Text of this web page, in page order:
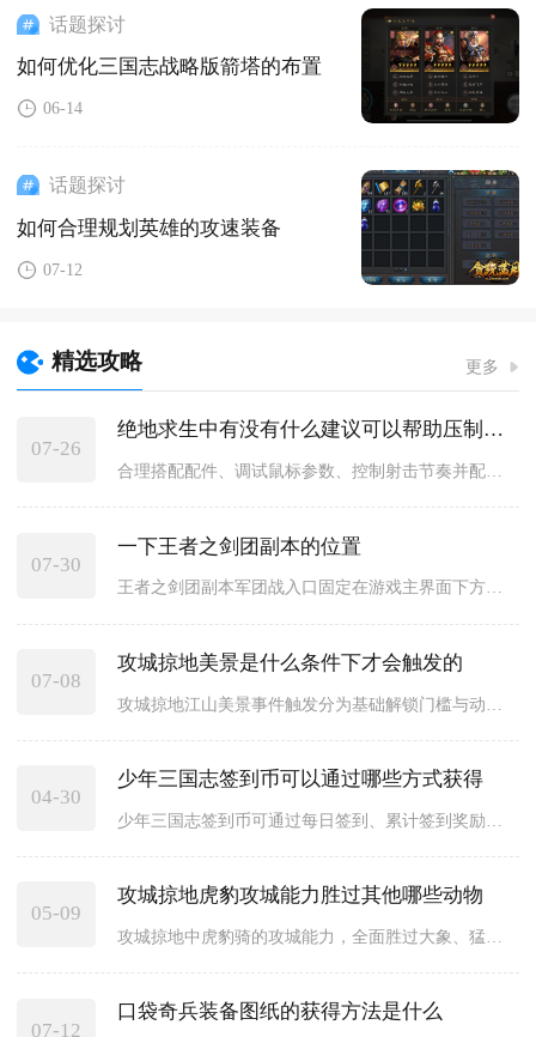
话题探讨
如何优化三国志战略版箭塔的布置
06-14
话题探讨
如何合理规划英雄的攻速装备
07-12
精选攻略 更多
07-26
绝地求生中有没有什么建议可以帮助压制枪械
合理搭配配件、调试鼠标参数、控制射击节奏并配合身法动作，就可...
07-30
一下王者之剑团副本的位置
王者之剑团副本军团战入口固定在游戏主界面下方的活动功能栏内，...
07-08
攻城掠地美景是什么条件下才会触发的
04-30
少年三国志签到币可以通过哪些方式获得
05-09
攻城掠地虎豹攻城能力胜过其他哪些动物
07-12
口袋奇兵装备图纸的获得方法是什么